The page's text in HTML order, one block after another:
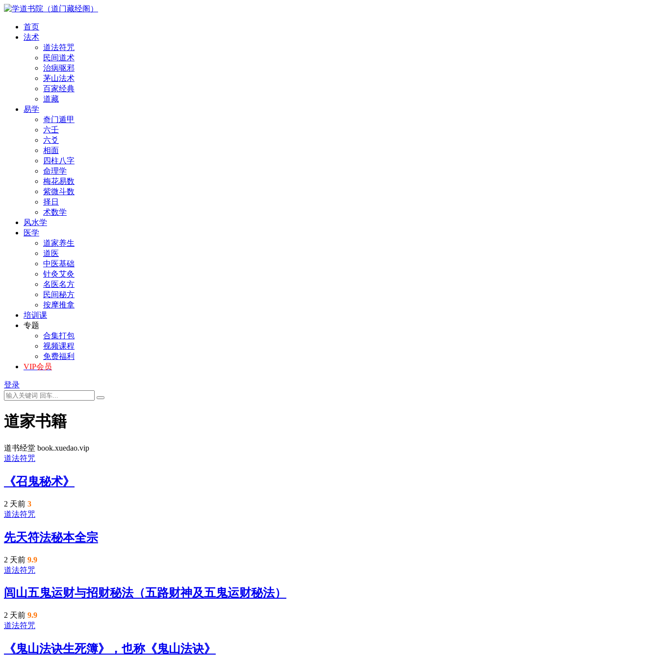
首页
法术
道法符咒
民间道术
治病驱邪
茅山法术
百家经典
道藏
易学
奇门遁甲
六壬
六爻
相面
四柱八字
命理学
梅花易数
紫微斗数
择日
术数学
风水学
医学
道家养生
道医
中医基础
针灸艾灸
名医名方
民间秘方
按摩推拿
培训课
专题
合集打包
视频课程
免费福利
VIP会员
登录
道家书籍
道书经堂 book.xuedao.vip
道法符咒
《召鬼秘术》
2 天前 3
道法符咒
先天符法秘本全宗
2 天前 9.9
道法符咒
闾山五鬼运财与招财秘法（五路财神及五鬼运财秘法）
2 天前 9.9
道法符咒
《鬼山法诀生死簿》，也称《鬼山法诀》